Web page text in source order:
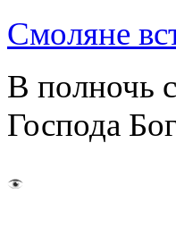
Смоляне
В полночь
Господа